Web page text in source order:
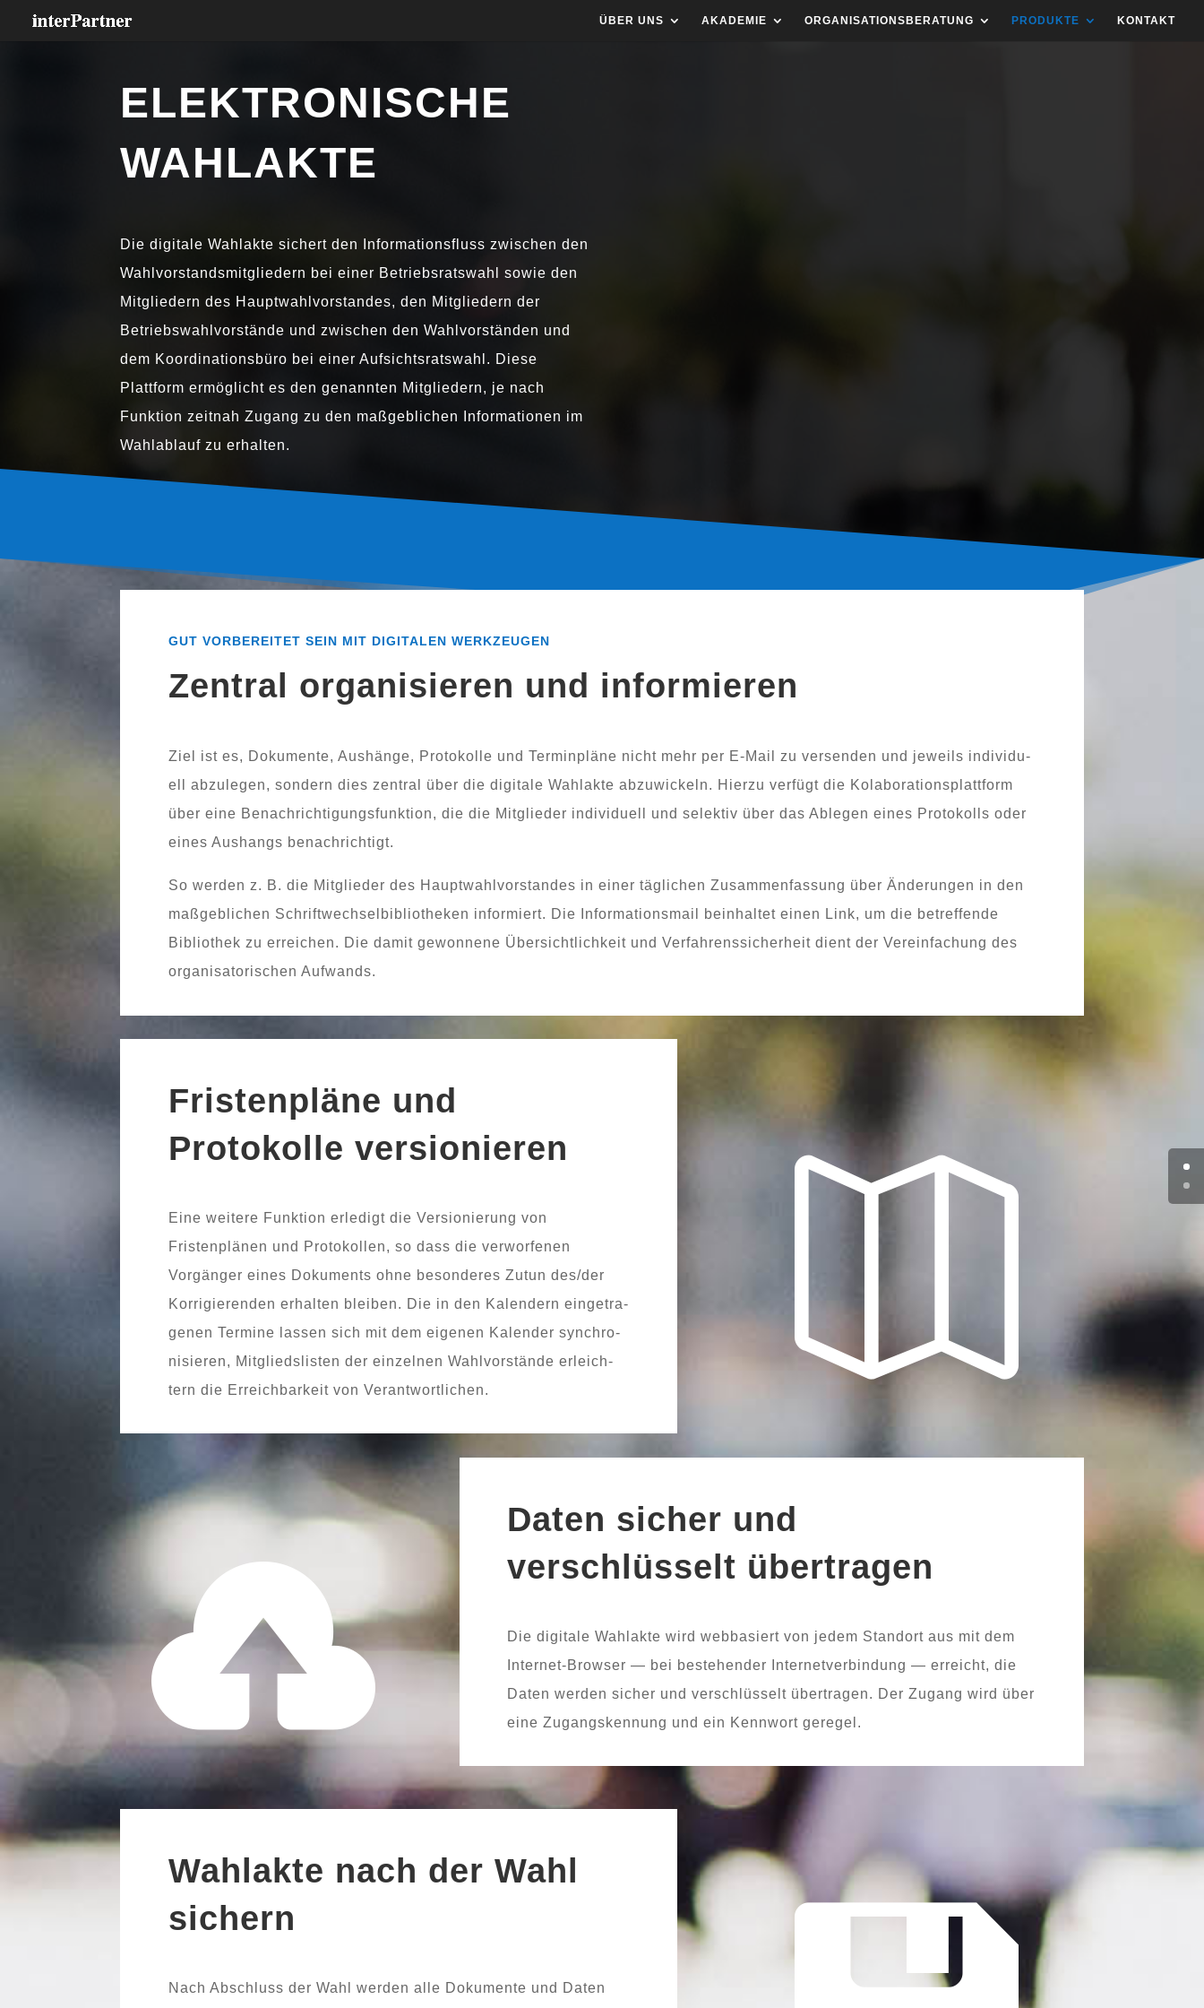
ÜBER UNS AKADEMIE ORGANISATIONSBERATUNG PRODUKTE KONTAKT
ELEKTRONISCHE
WAHLAKTE
Die digi­ta­le Wahlakte sichert den Informationsfluss zwi­schen den
Wahlvorstandsmitgliedern bei einer Betriebsratswahl sowie den
Mitgliedern des Hauptwahlvorstandes, den Mitgliedern der
Betriebswahlvorstände und zwi­schen den Wahlvorständen und
dem Koordinationsbüro bei einer Aufsichtsratswahl. Diese
Plattform ermög­licht es den genann­ten Mitgliedern, je nach
Funktion zeit­nah Zugang zu den maß­geb­li­chen Informationen im
Wahlablauf zu erhalten.
GUT VORBEREITET SEIN MIT DIGITALEN WERKZEUGEN
Zentral organisieren und informieren
Ziel ist es, Dokumente, Aushänge, Protokolle und Terminpläne nicht mehr per E‑Mail zu ver­sen­den und jeweils indi­vi­du­
ell abzu­le­gen, son­dern dies zen­tral über die digi­ta­le Wahlakte abzu­wi­ckeln. Hierzu ver­fügt die Kolaborationsplattform
über eine Benachrichtigungsfunktion, die die Mitglieder indi­vi­du­ell und selek­tiv über das Ablegen eines Protokolls oder
eines Aushangs benachrichtigt.
So wer­den z. B. die Mitglieder des Hauptwahlvorstandes in einer täg­li­chen Zusammenfassung über Änderungen in den
maß­geb­li­chen Schriftwechselbibliotheken infor­miert. Die Informationsmail beinhal­tet einen Link, um die betref­fen­de
Bibliothek zu errei­chen. Die damit gewon­ne­ne Übersichtlichkeit und Verfahrenssicherheit dient der Vereinfachung des
orga­ni­sa­to­ri­schen Aufwands.
Fristenpläne und
Protokolle versionieren
Eine wei­te­re Funktion erle­digt die Versionierung von
Fristenplänen und Protokollen, so dass die ver­wor­fe­nen
Vorgänger eines Dokuments ohne beson­de­res Zutun des/der
Korrigierenden erhal­ten blei­ben. Die in den Kalendern ein­ge­tra­
ge­nen Termine las­sen sich mit dem eige­nen Kalender syn­chro­
ni­sie­ren, Mitgliedslisten der ein­zel­nen Wahlvorstände erleich­
tern die Erreichbarkeit von Verantwortlichen.


Daten sicher und
verschlüsselt übertragen
Die digi­ta­le Wahlakte wird web­ba­siert von jedem Standort aus mit dem
Internet-Browser — bei bestehen­der Internetverbindung — erreicht, die
Daten wer­den sicher und ver­schlüs­selt über­tra­gen. Der Zugang wird über
eine Zugangskennung und ein Kennwort geregel.
Wahlakte nach der Wahl
sichern
Nach Abschluss der Wahl wer­den alle Dokumente und Daten